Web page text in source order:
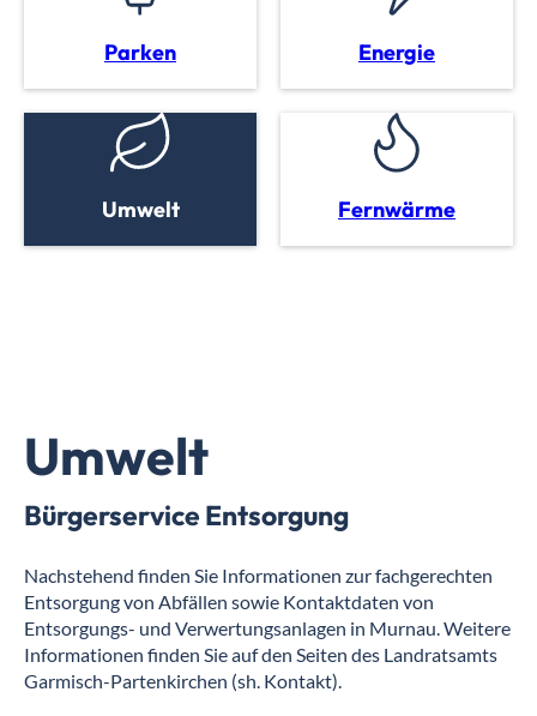
Parken Energie
Umwelt Fernwärme
Umwelt
Bürgerservice Entsorgung
Nachstehend finden Sie Informationen zur fachgerechten
Entsorgung von Abfällen sowie Kontaktdaten von
Entsorgungs- und Verwertungsanlagen in Murnau. Weitere
Informationen finden Sie auf den Seiten des Landratsamts
Garmisch-Partenkirchen (sh. Kontakt).